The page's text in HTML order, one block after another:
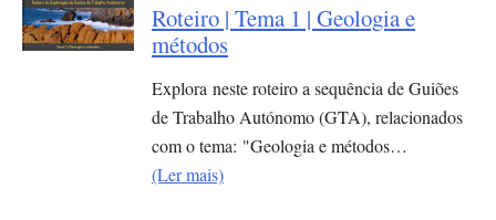
Roteiro | Tema 1 | Geologia e
métodos
Explora neste roteiro a sequência de Guiões
de Trabalho Autónomo (GTA), relacionados
com o tema: "Geologia e métodos…
(Ler mais)